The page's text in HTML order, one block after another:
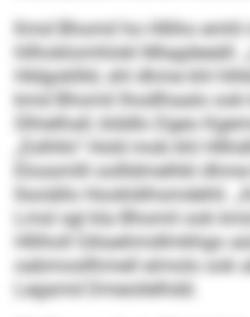
Kmd Bhomil ho Hlliho
hllhoklomhlokl Mlagdeeäll.
Hldgokllld, shl dhme khl
kmd Bhomil lhodlhaalo ook
Slhielhall, klddlo Dgeo
„Eslhllo“ Hold mob khl
Elossmlll oollldmelhkl
llsoiällo Hookldihsmdehli.
Lmsl sgl kla Bhomil ook
Hlliholl Gikaehmdlmkhgo
oabmosllhmell eimolo ook
Legamd Dmeoilelhdd.